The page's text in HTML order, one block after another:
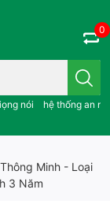
đa vùng ; điều
nói hệ thống an
0
Minh - Loại
3 Năm